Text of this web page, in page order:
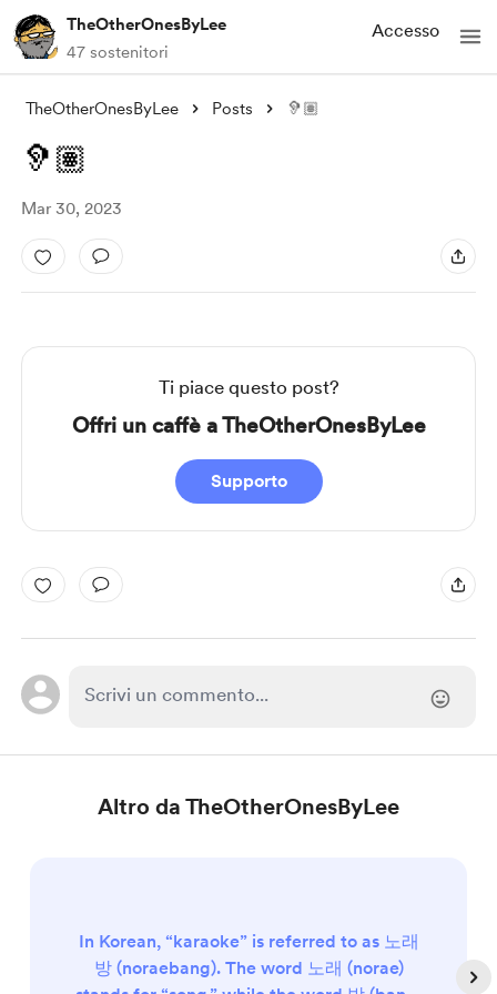
TheOtherOnesByLee
47 sostenitori
Accesso
TheOtherOnesByLee Posts 🦻🏽
🦻🏽
Mar 30, 2023
Ti piace questo post?
Offri un caffè a TheOtherOnesByLee
Supporto
Altro da TheOtherOnesByLee
In Korean, “karaoke” is referred to as 노래
방 (noraebang). The word 노래 (norae)